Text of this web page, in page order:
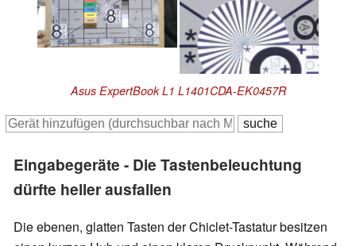
Asus ExpertBook L1 L1401CDA-EK0457R
Eingabegeräte - Die Tastenbeleuchtung
dürfte heller ausfallen
Die ebenen, glatten Tasten der Chiclet-Tastatur besitzen